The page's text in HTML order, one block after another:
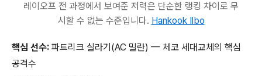
레이오프 전 과정에서 보여준 저력은 단순한 랭킹 차이로 무
시할 수 없는 수준입니다. Hankook Ilbo
핵심 선수: 파트리크 실라기(AC 밀란) — 체코 세대교체의 핵심
공격수